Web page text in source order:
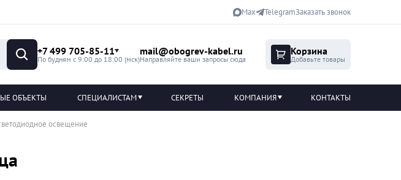
Max TelegramЗаказать звонок
+7 499 705-85-11
По будням с 9:00 до 18:00 (мск)
mail@obogrev-kabel.ru
Направляйте ваши запросы сюда
Корзина
Добавьте товары
ОБЪЕКТЫ СПЕЦИАЛИСТАМ СЕКРЕТЫ КОМПАНИЯ КОНТАКТЫ
освещение